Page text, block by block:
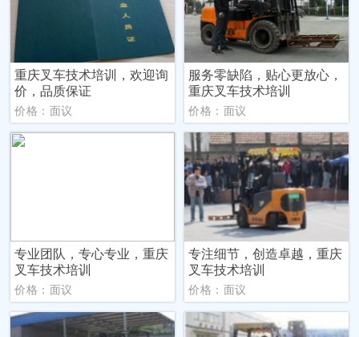
重庆叉车技术培训，欢迎询
价，品质保证
价格：面议
服务零缺陷，贴心更放心，
重庆叉车技术培训
价格：面议
专业团队，专心专业，重庆
叉车技术培训
价格：面议
专注细节，创造卓越，重庆
叉车技术培训
价格：面议